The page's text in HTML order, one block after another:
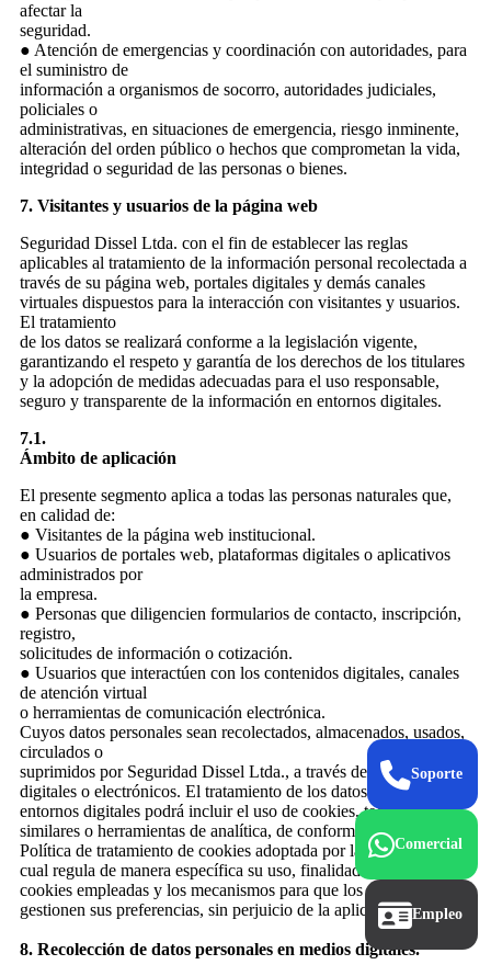
afectar la
seguridad.
● Atención de emergencias y coordinación con autoridades, para
el suministro de
información a organismos de socorro, autoridades judiciales,
policiales o
administrativas, en situaciones de emergencia, riesgo inminente,
alteración del orden público o hechos que comprometan la vida,
integridad o seguridad de las personas o bienes.
7. Visitantes y usuarios de la página web
Seguridad Dissel Ltda. con el fin de establecer las reglas
aplicables al tratamiento de la información personal recolectada a
través de su página web, portales digitales y demás canales
virtuales dispuestos para la interacción con visitantes y usuarios.
El tratamiento
de los datos se realizará conforme a la legislación vigente,
garantizando el respeto y garantía de los derechos de los titulares
y la adopción de medidas adecuadas para el uso responsable,
seguro y transparente de la información en entornos digitales.
7.1.
Ámbito de aplicación
El presente segmento aplica a todas las personas naturales que,
en calidad de:
● Visitantes de la página web institucional.
● Usuarios de portales web, plataformas digitales o aplicativos
administrados por
la empresa.
● Personas que diligencien formularios de contacto, inscripción,
registro,
solicitudes de información o cotización.
● Usuarios que interactúen con los contenidos digitales, canales
de atención virtual
o herramientas de comunicación electrónica.
Cuyos datos personales sean recolectados, almacenados, usados,
circulados o
suprimidos por Seguridad Dissel Ltda., a través de medios
digitales o electrónicos. El tratamiento de los datos personales en
entornos digitales podrá incluir el uso de cookies, tecnologías
similares o herramientas de analítica, de conformidad con la
Política de tratamiento de cookies adoptada por la empresa, la
cual regula de manera específica su uso, finalidades, tipos de
cookies empleadas y los mecanismos para que los usuarios
gestionen sus preferencias, sin perjuicio de la aplicación integral.
8. Recolección de datos personales en medios digitales.
Soporte
Comercial
Empleo